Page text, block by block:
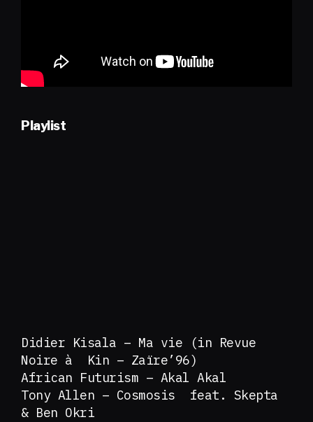
Playlist
Didier Kisala – Ma vie (in Revue
Noire à Kin – Zaïre’96)
African Futurism – Akal Akal
Tony Allen – Cosmosis feat. Skepta
& Ben Okri